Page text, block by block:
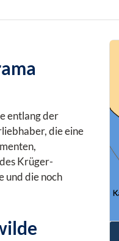
entlang der
die eine
Krüger-
und die noch